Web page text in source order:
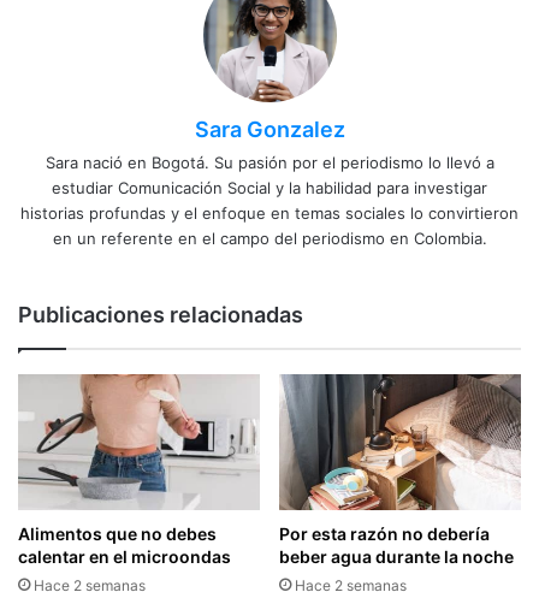
Sara Gonzalez
Sara nació en Bogotá. Su pasión por el periodismo lo llevó a
estudiar Comunicación Social y la habilidad para investigar
historias profundas y el enfoque en temas sociales lo convirtieron
en un referente en el campo del periodismo en Colombia.
Publicaciones relacionadas
Alimentos que no debes
calentar en el microondas
Hace 2 semanas
Por esta razón no debería
beber agua durante la noche
Hace 2 semanas